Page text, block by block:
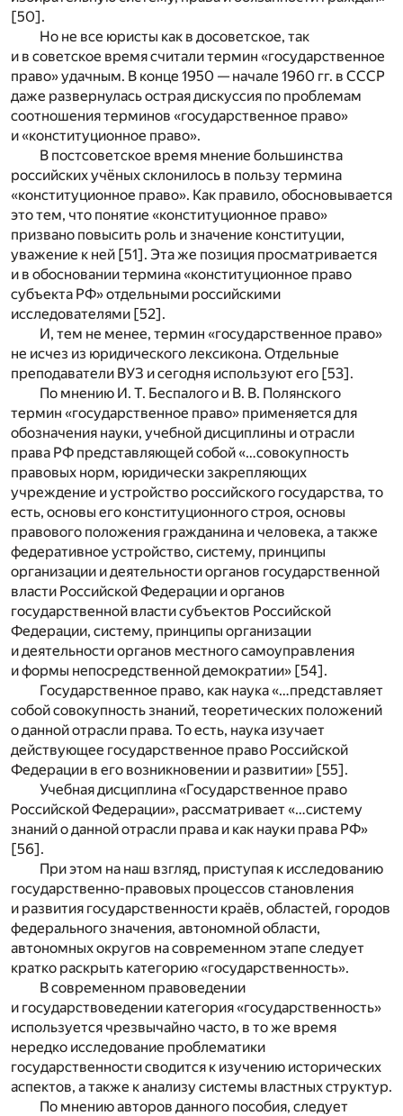
[50].
Но не все юристы как в досоветское, так
и в советское время считали термин «государственное
право» удачным. В конце 1950 — начале 1960 гг. в СССР
даже развернулась острая дискуссия по проблемам
соотношения терминов «государственное право»
и «конституционное право».
В постсоветское время мнение большинства
российских учёных склонилось в пользу термина
«конституционное право». Как правило, обосновывается
это тем, что понятие «конституционное право»
призвано повысить роль и значение конституции,
уважение к ней [51]. Эта же позиция просматривается
и в обосновании термина «конституционное право
субъекта РФ» отдельными российскими
исследователями [52].
И, тем не менее, термин «государственное право»
не исчез из юридического лексикона. Отдельные
преподаватели ВУЗ и сегодня используют его [53].
По мнению И. Т. Беспалого и В. В. Полянского
термин «государственное право» применяется для
обозначения науки, учебной дисциплины и отрасли
права РФ представляющей собой «…совокупность
правовых норм, юридически закрепляющих
учреждение и устройство российского государства, то
есть, основы его конституционного строя, основы
правового положения гражданина и человека, а также
федеративное устройство, систему, принципы
организации и деятельности органов государственной
власти Российской Федерации и органов
государственной власти субъектов Российской
Федерации, систему, принципы организации
и деятельности органов местного самоуправления
и формы непосредственной демократии» [54].
Государственное право, как наука «…представляет
собой совокупность знаний, теоретических положений
о данной отрасли права. То есть, наука изучает
действующее государственное право Российской
Федерации в его возникновении и развитии» [55].
Учебная дисциплина «Государственное право
Российской Федерации», рассматривает «…систему
знаний о данной отрасли права и как науки права РФ»
[56].
При этом на наш взгляд, приступая к исследованию
государственно-правовых процессов становления
и развития государственности краёв, областей, городов
федерального значения, автономной области,
автономных округов на современном этапе следует
кратко раскрыть категорию «государственность».
В современном правоведении
и государствоведении категория «государственность»
используется чрезвычайно часто, в то же время
нередко исследование проблематики
государственности сводится к изучению исторических
аспектов, а также к анализу системы властных структур.
По мнению авторов данного пособия, следует